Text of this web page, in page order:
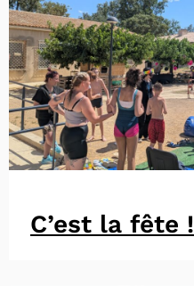
C’est la fête !